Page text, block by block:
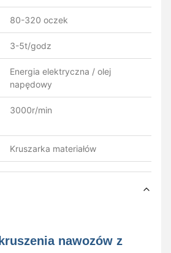
80-320 oczek
3-5t/godz
Energia elektryczna / olej
napędowy
3000r/min
Kruszarka materiałów
nawozów z